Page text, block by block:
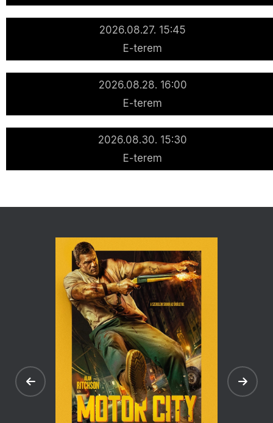
2026.08.27. 15:45
E-terem
2026.08.28. 16:00
E-terem
2026.08.30. 15:30
E-terem